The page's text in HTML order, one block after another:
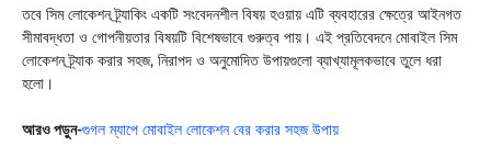
তবে সিম লোকেশন ট্র্যাকিং একটি সংবেদনশীল বিষয় হওয়ায় এটি ব্যবহারের ক্ষেত্রে আইনগত
সীমাবদ্ধতা ও গোপনীয়তার বিষয়টি বিশেষভাবে গুরুত্ব পায়। এই প্রতিবেদনে মোবাইল সিম
লোকেশন ট্র্যাক করার সহজ, নিরাপদ ও অনুমোদিত উপায়গুলো ব্যাখ্যামূলকভাবে তুলে ধরা
হলো।
আরও পড়ুন-গুগল ম্যাপে মোবাইল লোকেশন বের করার সহজ উপায়